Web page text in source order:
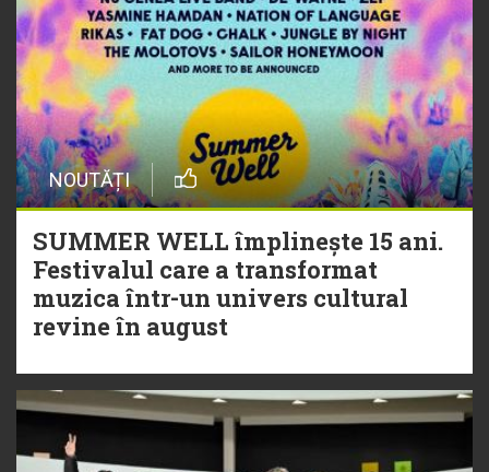
NOUTĂȚI
SUMMER WELL împlinește 15 ani.
Festivalul care a transformat
muzica într-un univers cultural
revine în august